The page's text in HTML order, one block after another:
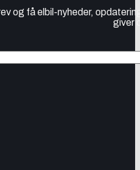
og få elbil-nyheder,
giver